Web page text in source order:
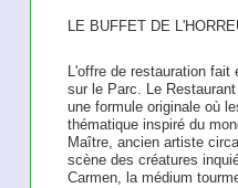
LE BUFFET DE
L'offre de restauration fait
sur le Parc. Le
une formule originale où
thématique inspiré du
Maître, ancien artiste
scène des créatures
Carmen, la médium